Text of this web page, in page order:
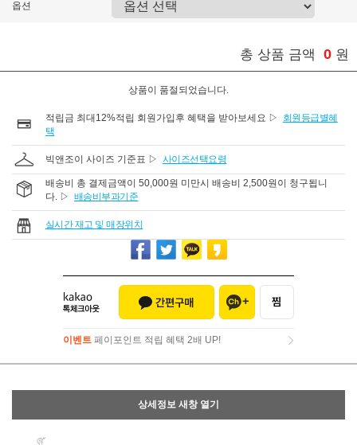
옵션
총 상품 금액 0 원
상품이 품절되었습니다.
적립금 최대12%적립 회원가입후 혜택을 받아보세요 ▷
회원등급별혜
택
빅앤조이 사이즈 기준표 ▷ 사이즈선택요령
배송비 총 결제금액이 50,000원 미만시 배송비 2,500원이 청구됩니
다. ▷ 배송비부과기준
실시간 재고 및 매장위치
이벤트 페이포인트 적립 혜택 2배 UP!
이벤트페이포인트 적립 혜택 2배 UP!
상세정보 새창 열기